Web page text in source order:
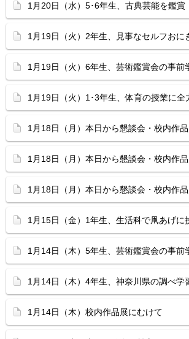
1月20日（水）5･6年生、古典芸能を鑑賞
1月19日（火）2年生、見事なセルフおに
1月19日（火）6年生、芸術鑑賞会の事前
1月19日（火）1･3年生、体育の授業に全
1月18日（月）本日から懇談会・校内作
1月18日（月）本日から懇談会・校内作
1月18日（月）本日から懇談会・校内作
1月15日（金）1年生、生活科で凧あげに
1月14日（木）5年生、芸術鑑賞会の事前
1月14日（木）4年生、神奈川県の調べ学
1月14日（木）校内作品展にむけて